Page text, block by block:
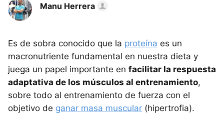
Manu Herrera
Es de sobra conocido que la proteína es un
macronutriente fundamental en nuestra dieta y
juega un papel importante en facilitar la respuesta
adaptativa de los músculos al entrenamiento,
sobre todo al entrenamiento de fuerza con el
objetivo de ganar masa muscular (hipertrofia).